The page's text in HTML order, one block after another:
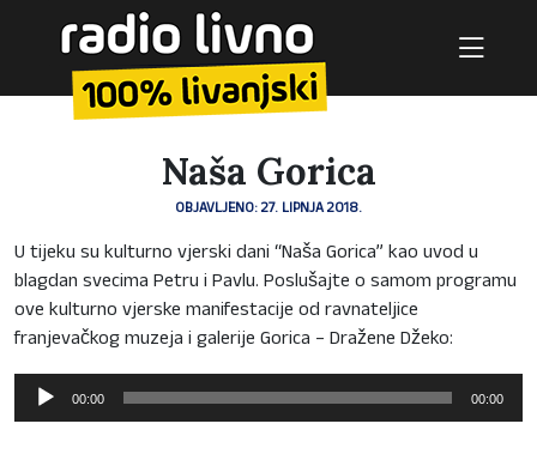
Naša Gorica
OBJAVLJENO: 27. LIPNJA 2018.
U tijeku su kulturno vjerski dani “Naša Gorica” kao uvod u
blagdan svecima Petru i Pavlu. Poslušajte o samom programu
ove kulturno vjerske manifestacije od ravnateljice
franjevačkog muzeja i galerije Gorica – Dražene Džeko:
Reproduktor
audiozapisa
00:00 00:00